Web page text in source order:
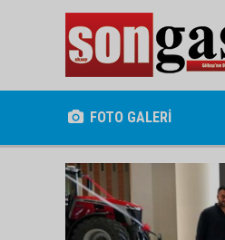
FOTO GALERİ